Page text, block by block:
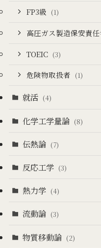
FP3級 (1)
高圧ガス製造保安責
TOEIC (3)
危険物取扱者 (1)
就活 (4)
化学工学量論 (8)
伝熱論 (7)
反応工学 (3)
熱力学 (4)
流動論 (3)
物質移動論 (2)